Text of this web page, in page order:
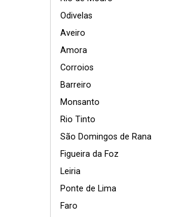
Odivelas
Aveiro
Amora
Corroios
Barreiro
Monsanto
Rio Tinto
São Domingos de Rana
Figueira da Foz
Leiria
Ponte de Lima
Faro